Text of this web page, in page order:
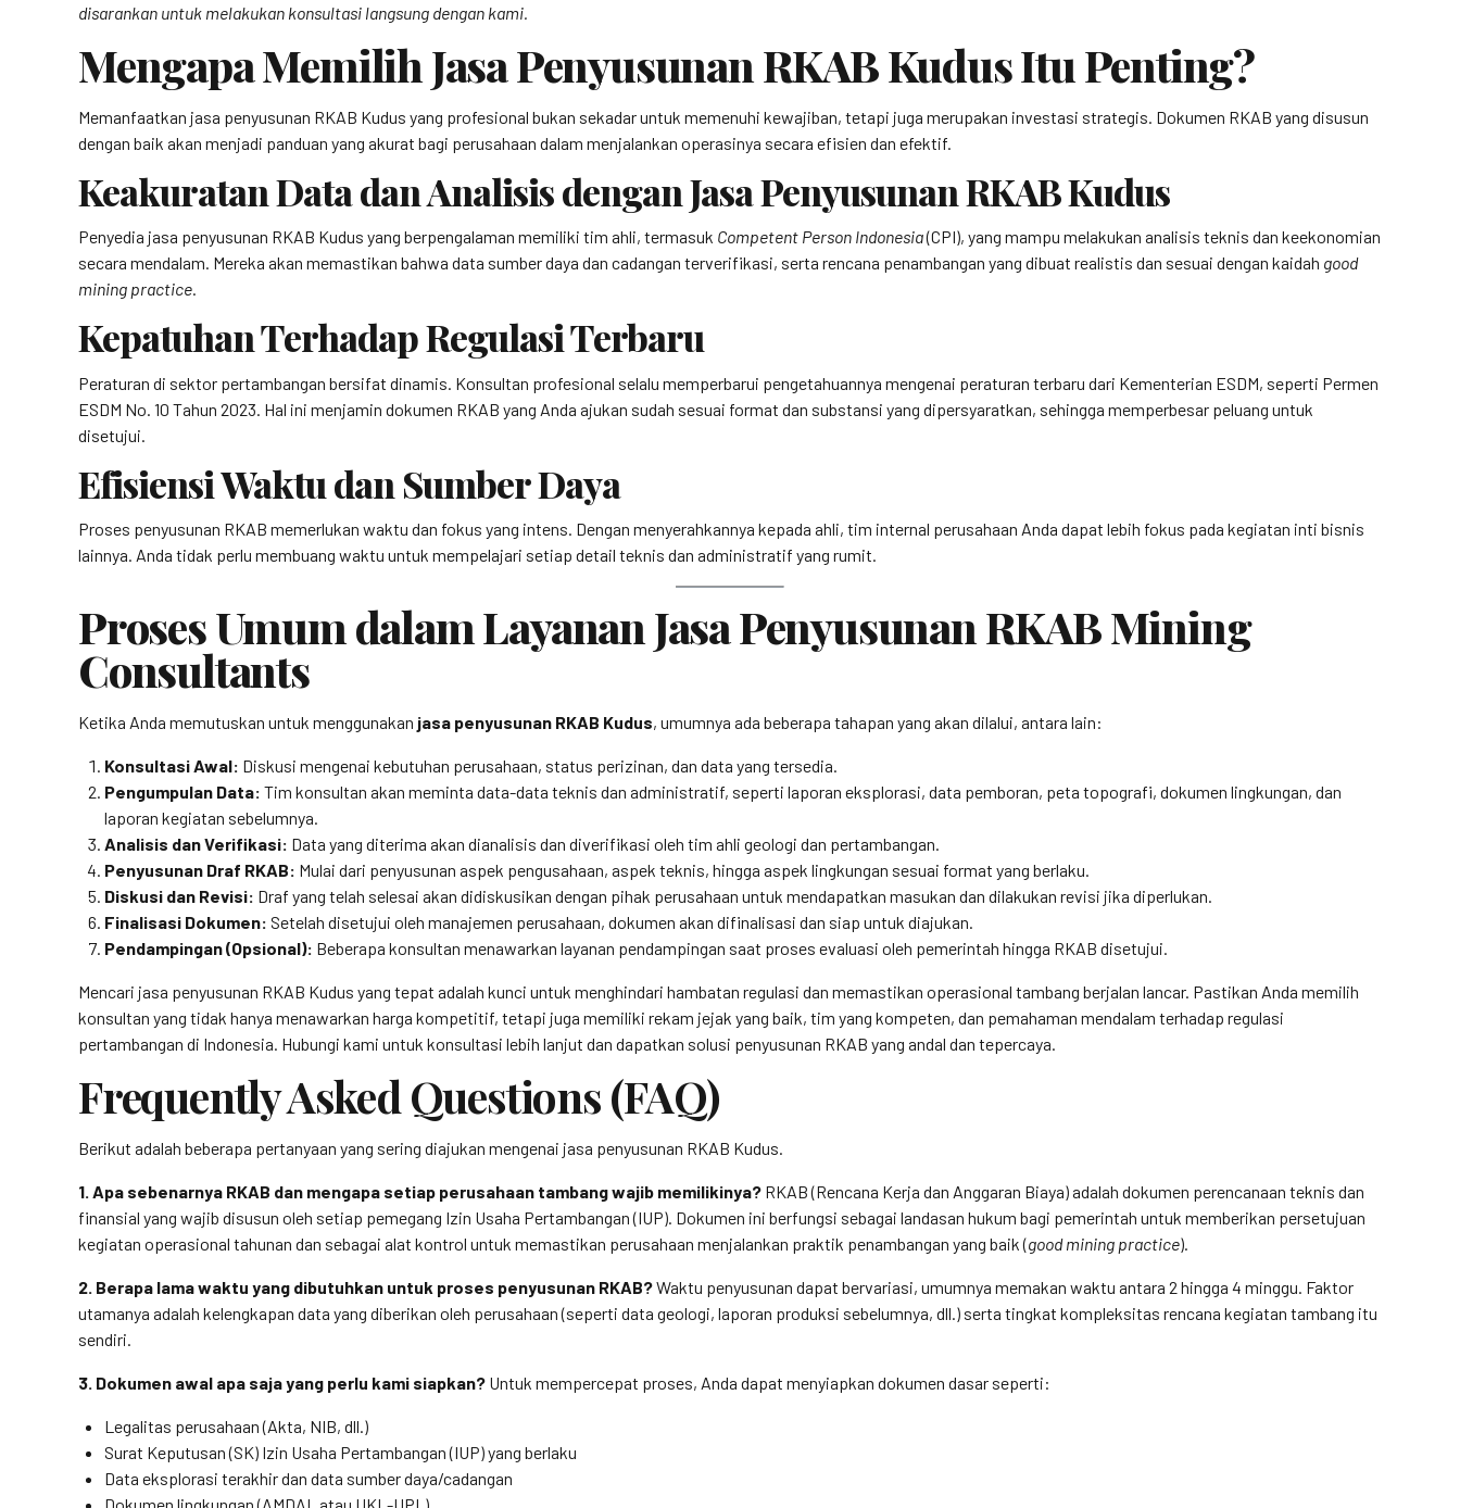
disarankan untuk melakukan konsultasi langsung dengan kami.
Mengapa Memilih Jasa Penyusunan RKAB Kudus Itu Penting?
Memanfaatkan jasa penyusunan RKAB Kudus yang profesional bukan sekadar untuk memenuhi kewajiban, tetapi juga merupakan investasi strategis. Dokumen RKAB yang disusun
dengan baik akan menjadi panduan yang akurat bagi perusahaan dalam menjalankan operasinya secara efisien dan efektif.
Keakuratan Data dan Analisis dengan Jasa Penyusunan RKAB Kudus
Penyedia jasa penyusunan RKAB Kudus yang berpengalaman memiliki tim ahli, termasuk Competent Person Indonesia(CPI), yang mampu melakukan analisis teknis dan keekonomian
secara mendalam. Mereka akan memastikan bahwa data sumber daya dan cadangan terverifikasi, serta rencana penambangan yang dibuat realistis dan sesuai dengan kaidah good
mining practice.
Kepatuhan Terhadap Regulasi Terbaru
Peraturan di sektor pertambangan bersifat dinamis. Konsultan profesional selalu memperbarui pengetahuannya mengenai peraturan terbaru dari Kementerian ESDM, seperti Permen
ESDM No. 10 Tahun 2023. Hal ini menjamin dokumen RKAB yang Anda ajukan sudah sesuai format dan substansi yang dipersyaratkan, sehingga memperbesar peluang untuk
disetujui.
Efisiensi Waktu dan Sumber Daya
Proses penyusunan RKAB memerlukan waktu dan fokus yang intens. Dengan menyerahkannya kepada ahli, tim internal perusahaan Anda dapat lebih fokus pada kegiatan inti bisnis
lainnya. Anda tidak perlu membuang waktu untuk mempelajari setiap detail teknis dan administratif yang rumit.
Proses Umum dalam Layanan Jasa Penyusunan RKAB Mining
Consultants
Ketika Anda memutuskan untuk menggunakan jasa penyusunan RKAB Kudus, umumnya ada beberapa tahapan yang akan dilalui, antara lain:
Konsultasi Awal: Diskusi mengenai kebutuhan perusahaan, status perizinan, dan data yang tersedia.
Pengumpulan Data: Tim konsultan akan meminta data-data teknis dan administratif, seperti laporan eksplorasi, data pemboran, peta topografi, dokumen lingkungan, dan
laporan kegiatan sebelumnya.
Analisis dan Verifikasi: Data yang diterima akan dianalisis dan diverifikasi oleh tim ahli geologi dan pertambangan.
Penyusunan Draf RKAB: Mulai dari penyusunan aspek pengusahaan, aspek teknis, hingga aspek lingkungan sesuai format yang berlaku.
Diskusi dan Revisi: Draf yang telah selesai akan didiskusikan dengan pihak perusahaan untuk mendapatkan masukan dan dilakukan revisi jika diperlukan.
Finalisasi Dokumen: Setelah disetujui oleh manajemen perusahaan, dokumen akan difinalisasi dan siap untuk diajukan.
Pendampingan (Opsional): Beberapa konsultan menawarkan layanan pendampingan saat proses evaluasi oleh pemerintah hingga RKAB disetujui.
Mencari jasa penyusunan RKAB Kudus yang tepat adalah kunci untuk menghindari hambatan regulasi dan memastikan operasional tambang berjalan lancar. Pastikan Anda memilih
konsultan yang tidak hanya menawarkan harga kompetitif, tetapi juga memiliki rekam jejak yang baik, tim yang kompeten, dan pemahaman mendalam terhadap regulasi
pertambangan di Indonesia. Hubungi kami untuk konsultasi lebih lanjut dan dapatkan solusi penyusunan RKAB yang andal dan tepercaya.
Frequently Asked Questions (FAQ)
Berikut adalah beberapa pertanyaan yang sering diajukan mengenai jasa penyusunan RKAB Kudus.
1. Apa sebenarnya RKAB dan mengapa setiap perusahaan tambang wajib memilikinya? RKAB (Rencana Kerja dan Anggaran Biaya) adalah dokumen perencanaan teknis dan
finansial yang wajib disusun oleh setiap pemegang Izin Usaha Pertambangan (IUP). Dokumen ini berfungsi sebagai landasan hukum bagi pemerintah untuk memberikan persetujuan
kegiatan operasional tahunan dan sebagai alat kontrol untuk memastikan perusahaan menjalankan praktik penambangan yang baik (good mining practice).
2. Berapa lama waktu yang dibutuhkan untuk proses penyusunan RKAB?Waktu penyusunan dapat bervariasi, umumnya memakan waktu antara 2 hingga 4 minggu. Faktor
utamanya adalah kelengkapan data yang diberikan oleh perusahaan (seperti data geologi, laporan produksi sebelumnya, dll.) serta tingkat kompleksitas rencana kegiatan tambang itu
sendiri.
3. Dokumen awal apa saja yang perlu kami siapkan? Untuk mempercepat proses, Anda dapat menyiapkan dokumen dasar seperti:
Legalitas perusahaan (Akta, NIB, dll.)
Surat Keputusan (SK) Izin Usaha Pertambangan (IUP) yang berlaku
Data eksplorasi terakhir dan data sumber daya/cadangan